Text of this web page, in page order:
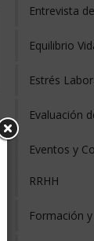
Entrevista
Equilibrio
Estrés
Evaluación
Eventos y
RRHH
Formación